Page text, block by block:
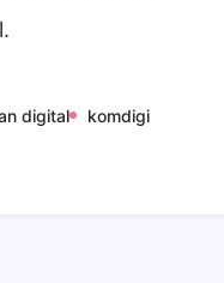
digital
komdigi